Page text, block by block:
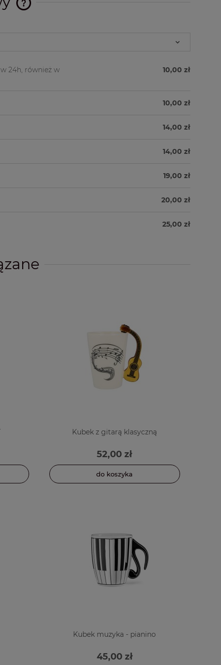
24h, również w 10,00 zł
10,00 zł
14,00 zł
14,00 zł
19,00 zł
20,00 zł
25,00 zł
Kubek z gitarą klasyczną
52,00 zł
do koszyka
Kubek muzyka - pianino
45,00 zł